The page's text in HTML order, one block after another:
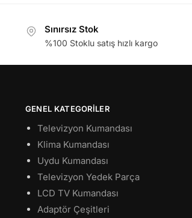
Sınırsız Stok
%100 Stoklu satış hızlı kargo
GENEL KATEGORILER
Televizyon Kumandası
Klima Kumandası
Uydu Kumandası
Televizyon Yedek Parça
LCD TV Kumandası
Adaptör Çeşitleri